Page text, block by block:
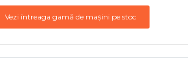
Vezi întreaga gamă de mașini pe stoc